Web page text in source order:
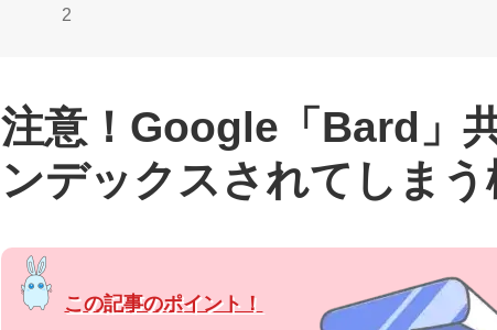
2
注意！Google「Bard」
ンデックスされてしまう